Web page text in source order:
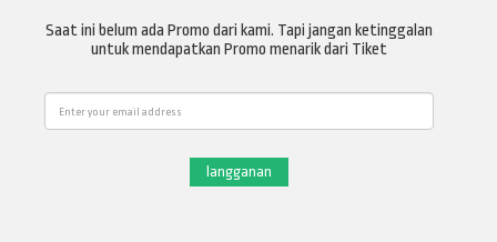
Saat ini belum ada Promo dari kami. Tapi jangan ketinggalan
untuk mendapatkan Promo menarik dari Tiket